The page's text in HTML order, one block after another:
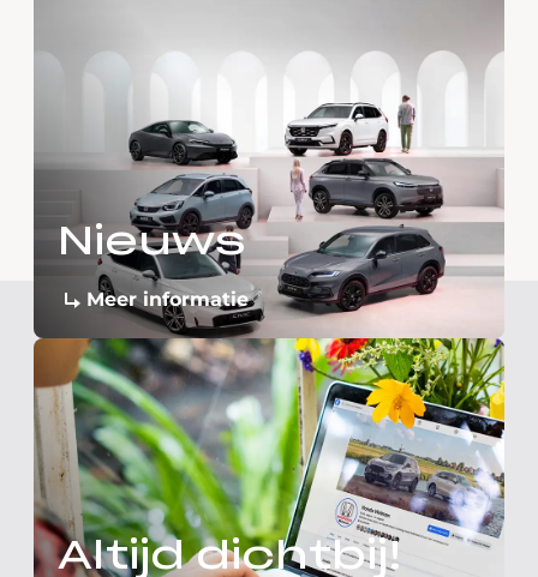
Nieuws
Meer informatie
Altijd dichtbij!